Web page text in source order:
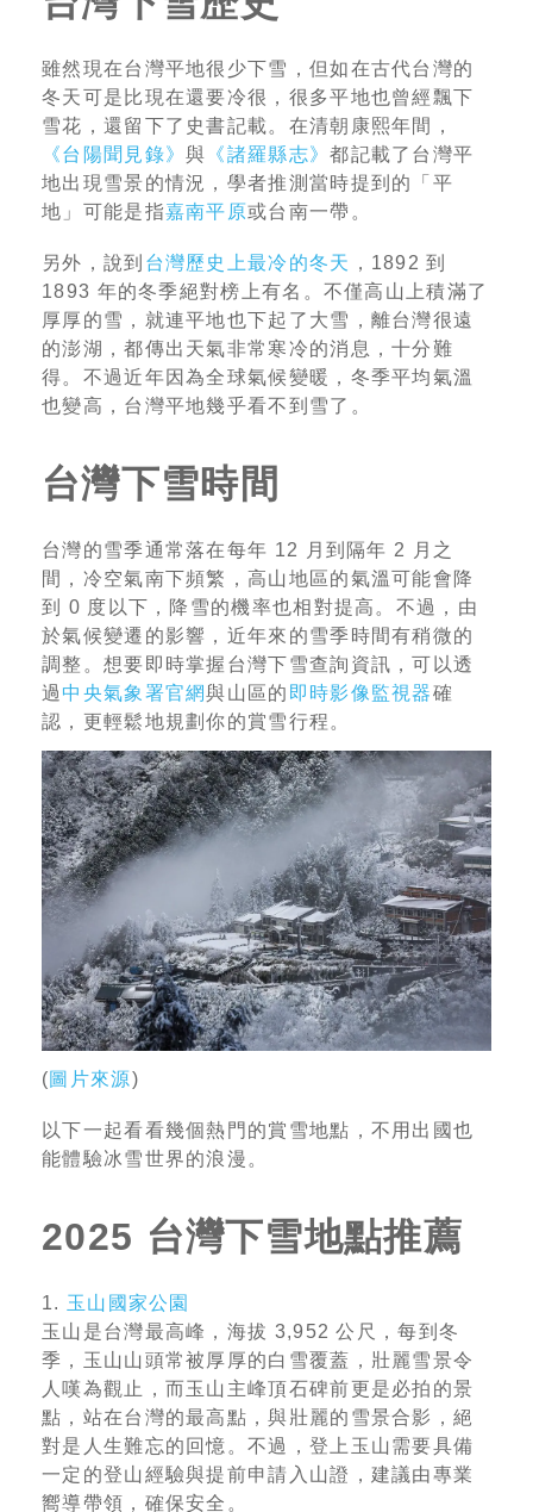
雖然現在台灣平地很少下雪，但如在古代台灣的
冬天可是比現在還要冷很，很多平地也曾經飄下
雪花，還留下了史書記載。在清朝康熙年間，
《台陽聞見錄》與 《諸羅縣志》都記載了台灣平
地出現雪景的情況，學者推測當時提到的「平
地」可能是指嘉南平原或台南一帶。
另外，說到 台灣歷史上最冷的冬天 ，1892 到
1893 年的冬季絕對榜上有名。不僅高山上積滿了
厚厚的雪，就連平地也下起了大雪，離台灣很遠
的澎湖，都傳出天氣非常寒冷的消息，十分難
得。不過近年因為全球氣候變暖，冬季平均氣溫
也變高，台灣平地幾乎看不到雪了。
台灣下雪時間
台灣的雪季通常落在每年 12 月到隔年 2 月之
間，冷空氣南下頻繁，高山地區的氣溫可能會降
到 0 度以下，降雪的機率也相對提高。不過，由
於氣候變遷的影響，近年來的雪季時間有稍微的
調整。想要即時掌握台灣下雪查詢資訊，可以透
過 中央氣象署官網與山區的 即時影像監視器確
認，更輕鬆地規劃你的賞雪行程。
(圖片來源)
以下一起看看幾個熱門的賞雪地點，不用出國也
能體驗冰雪世界的浪漫。
2025 台灣下雪地點推薦
1. 玉山國家公園
玉山是台灣最高峰，海拔 3,952 公尺，每到冬
季，玉山山頭常被厚厚的白雪覆蓋，壯麗雪景令
人嘆為觀止，而玉山主峰頂石碑前更是必拍的景
點，站在台灣的最高點，與壯麗的雪景合影，絕
對是人生難忘的回憶。不過，登上玉山需要具備
一定的登山經驗與提前申請入山證，建議由專業
嚮導帶領，確保安全。